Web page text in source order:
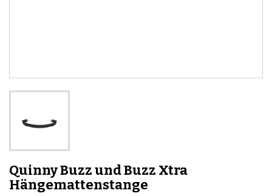
Quinny Buzz und Buzz Xtra
Hängemattenstange